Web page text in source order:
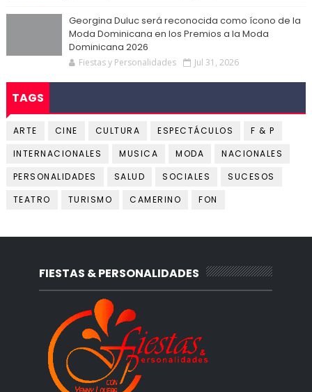
Georgina Duluc será reconocida como ícono de la
Moda Dominicana en los Premios a la Moda
Dominicana 2026
Fiestas y Personalidades Jul 31, 2026
TAGS
ARTE CINE CULTURA ESPECTÁCULOS
F & P
INTERNACIONALES
MUSICA MODA
NACIONALES
PERSONALIDADES
SALUD SOCIALES
SUCESOS
TEATRO
TURISMO CAMERINO FON
FIESTAS & PERSONALIDADES